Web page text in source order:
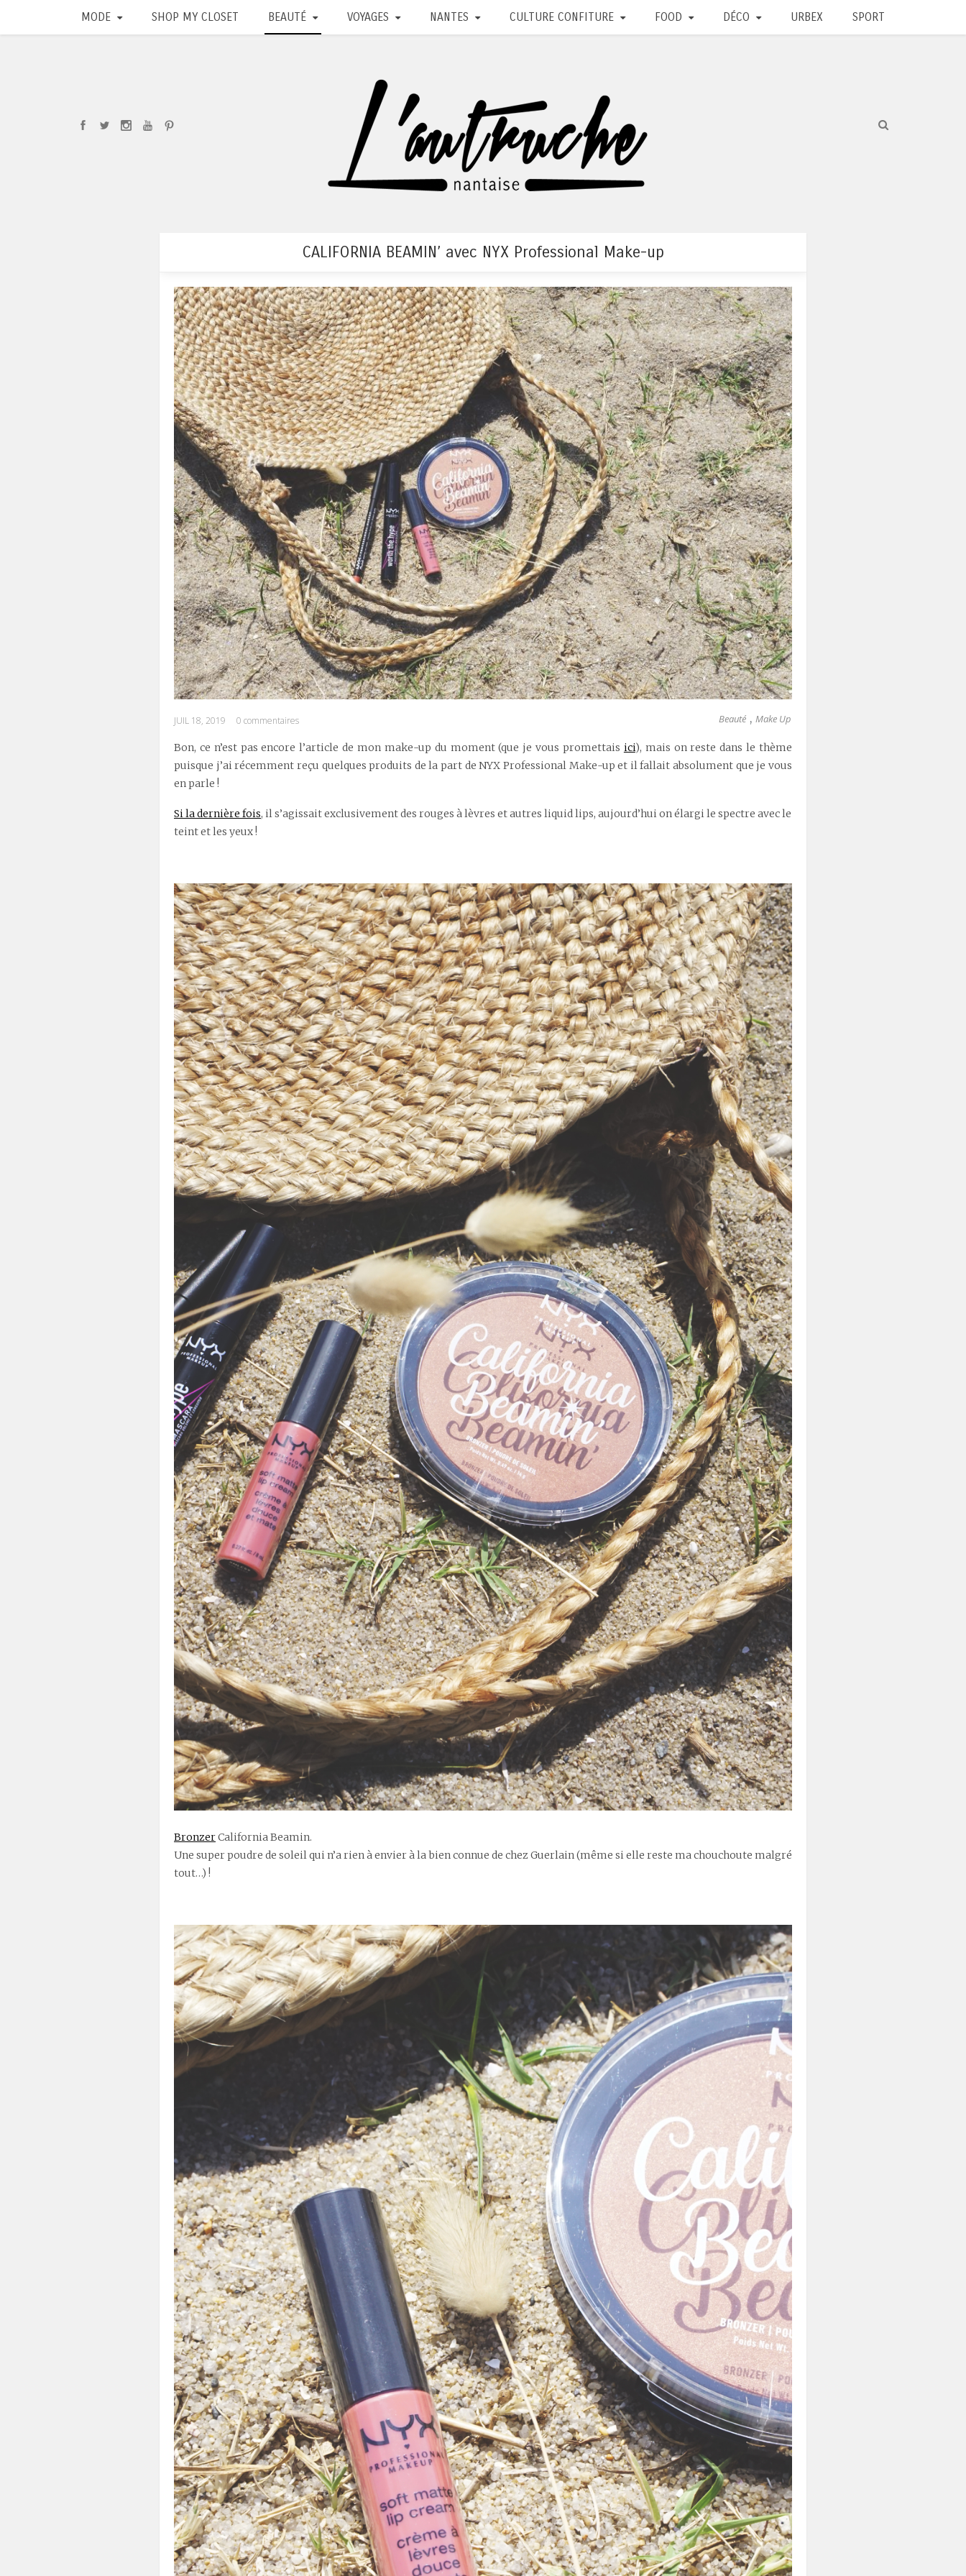
MODE SHOP MY CLOSET BEAUTÉ VOYAGES NANTES CULTURE CONFITURE FOOD DÉCO URBEX SPORT
CALIFORNIA BEAMIN’ avec NYX Professional Make-up
Beauté , Make Up
JUIL 18, 2019 0 commentaires
Bon, ce n’est pas encore l’article de mon make-up du moment (que je vous promettais ici), mais on reste dans le thème
puisque j’ai récemment reçu quelques produits de la part de NYX Professional Make-up et il fallait absolument que je vous
en parle !
Si la dernière fois, il s’agissait exclusivement des rouges à lèvres et autres liquid lips, aujourd’hui on élargi le spectre avec le
teint et les yeux !
BronzerCalifornia Beamin.
Une super poudre de soleil qui n’a rien à envier à la bien connue de chez Guerlain (même si elle reste ma chouchoute malgré
tout…) !